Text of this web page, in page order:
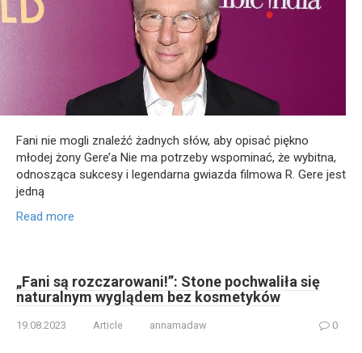
Fani nie mogli znaleźć żadnych słów, aby opisać piękno
młodej żony Gere’a Nie ma potrzeby wspominać, że wybitna,
odnosząca sukcesy i legendarna gwiazda filmowa R. Gere jest
jedną
Read more
„Fani są rozczarowani!”: Stone pochwaliła się
naturalnym wyglądem bez kosmetyków
19.08.2023 Article annamadaw 0